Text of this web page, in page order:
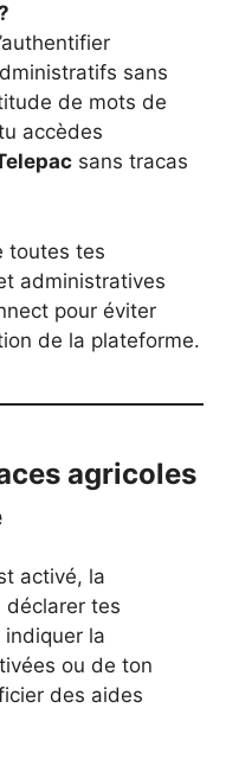
sans
de mots de
accèdes
sans tracas
toutes tes
administratives
pour éviter
de la plateforme.
agricoles
activé, la
déclarer tes
la
ou de ton
des aides